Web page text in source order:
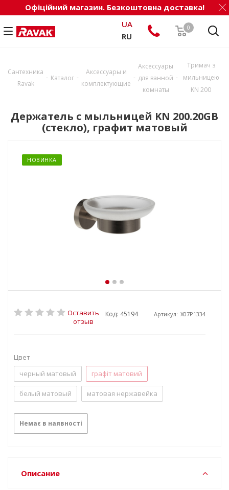
Офіційний магазин. Безкоштовна доставка!
0
UA
RU
Сантехника
Ravak
- Каталог -
Аксессуары и
комплектующие
-
Аксессуары
для ванной
комнаты
-
Тримач з
мильницею
KN 200
Держатель с мыльницей KN 200.20GB
(стекло), графит матовый
НОВИНКА
Оставить
отзыв
Код: 45194 Артикул: X07P1334
Цвет
черный матовый
графіт матовий
белый матовый матовая нержавейка
Немає в наявності
Описание